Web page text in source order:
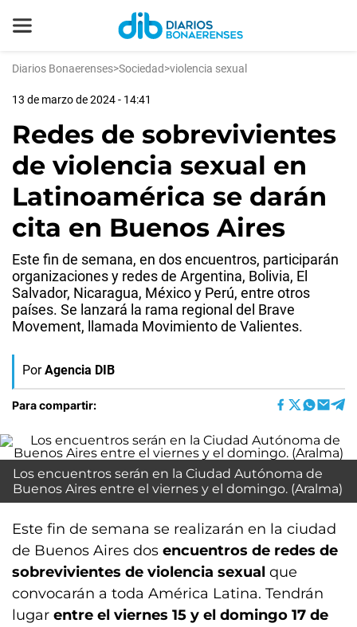
Diarios Bonaerenses>Sociedad>violencia sexual
13 de marzo de 2024 - 14:41
Redes de sobrevivientes
de violencia sexual en
Latinoamérica se darán
cita en Buenos Aires
Este fin de semana, en dos encuentros, participarán
organizaciones y redes de Argentina, Bolivia, El
Salvador, Nicaragua, México y Perú, entre otros
países. Se lanzará la rama regional del Brave
Movement, llamada Movimiento de Valientes.
Por Agencia DIB
Para compartir:
Los encuentros serán en la Ciudad Autónoma de
Buenos Aires entre el viernes y el domingo. (Aralma)
Este fin de semana se realizarán en la ciudad
de Buenos Aires dos encuentros de redes de
sobrevivientes de violencia sexual que
convocarán a toda América Latina. Tendrán
lugar entre el viernes 15 y el domingo 17 de